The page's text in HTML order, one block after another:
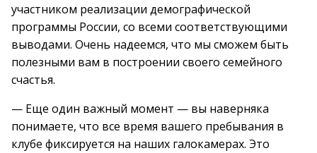
участником реализации демографической
программы России, со всеми соответствующими
выводами. Очень надеемся, что мы сможем быть
полезными вам в построении своего семейного
счастья.
— Еще один важный момент — вы наверняка
понимаете, что все время вашего пребывания в
клубе фиксируется на наших галокамерах. Это